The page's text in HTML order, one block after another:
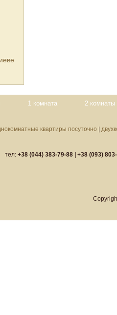
1 комната 2 комнаты
квартиры посуточно
тел: +38 (044) 383-79-88 | +38 (093)